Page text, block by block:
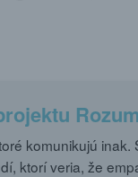
komunikujú inak.
ktorí veria, že